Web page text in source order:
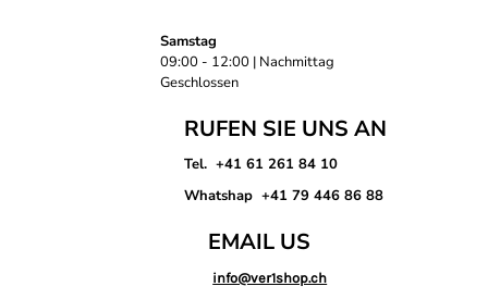
Samstag
09:00 - 12:00 | Nachmittag
Geschlossen
RUFEN SIE UNS AN
Tel. +41 61 261 84 10
Whatshap +41 79 446 86 88
EMAIL US
info@ver1shop.ch